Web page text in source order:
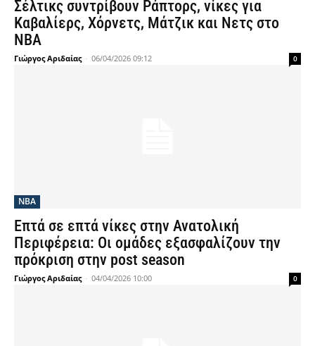
Σέλτικς συντρίβουν Ράπτορς, νίκες για
Καβαλίερς, Χόρνετς, Μάτζικ και Νετς στο
ΝΒΑ
Γιώργος Αριδαίας - 06/04/2026 09:12 0
NBA
Επτά σε επτά νίκες στην Ανατολική
Περιφέρεια: Οι ομάδες εξασφαλίζουν την
πρόκριση στην post season
Γιώργος Αριδαίας - 04/04/2026 10:00 0